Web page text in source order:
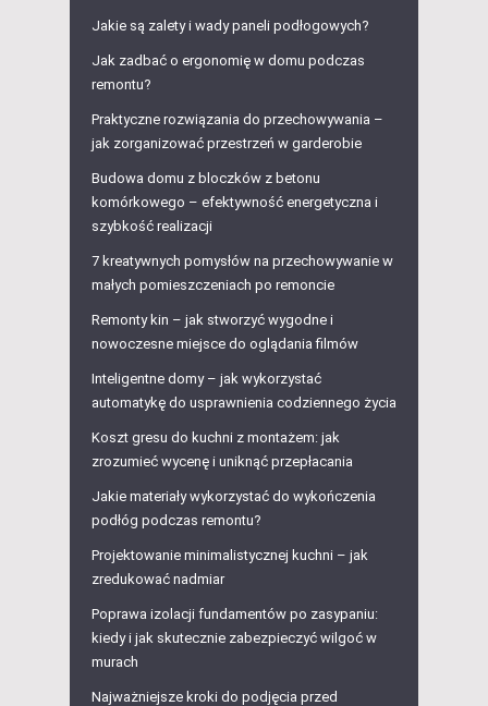
Jakie są zalety i wady paneli podłogowych?
Jak zadbać o ergonomię w domu podczas
remontu?
Praktyczne rozwiązania do przechowywania –
jak zorganizować przestrzeń w garderobie
Budowa domu z bloczków z betonu
komórkowego – efektywność energetyczna i
szybkość realizacji
7 kreatywnych pomysłów na przechowywanie w
małych pomieszczeniach po remoncie
Remonty kin – jak stworzyć wygodne i
nowoczesne miejsce do oglądania filmów
Inteligentne domy – jak wykorzystać
automatykę do usprawnienia codziennego życia
Koszt gresu do kuchni z montażem: jak
zrozumieć wycenę i uniknąć przepłacania
Jakie materiały wykorzystać do wykończenia
podłóg podczas remontu?
Projektowanie minimalistycznej kuchni – jak
zredukować nadmiar
Poprawa izolacji fundamentów po zasypaniu:
kiedy i jak skutecznie zabezpieczyć wilgoć w
murach
Najważniejsze kroki do podjęcia przed